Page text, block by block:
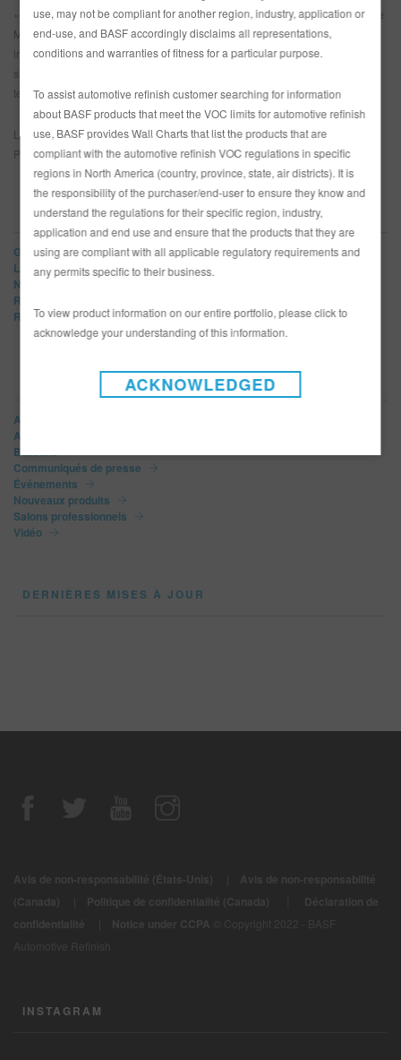
The True Cost of Collision Repair Supplements» est le premier article de
M. Shoemaker admissible à un crédit AMi. Dans cet article, il parle des
importants coûts ajoutés que les suppléments peuvent entraîner à une
simple réparation et comment éviter les suppléments tout en réduisant les
temps de cycle et en augmentant la rentabilité.
Les articles AMi de M. Shoemaker seront publiés en ligne une fois par mois.
Pour les articles antérieurs, allez àABRN archives.
MARQUES
Glasurit
LIMCO
Norbin
R-M
Refinity
NOUVELLES CATÉGORIES
Afficher tout
Article
Bulletins
Communiqués de presse
Événements
Nouveaux produits
Salons professionnels
Vidéo
DERNIÈRES MISES À JOUR
use, may not be compliant for another region, industry, application or
end-use, and BASF accordingly disclaims all representations,
conditions and warranties of fitness for a particular purpose.
To assist automotive refinish customer searching for information
about BASF products that meet the VOC limits for automotive refinish
use, BASF provides Wall Charts that list the products that are
compliant with the automotive refinish VOC regulations in specific
regions in North America (country, province, state, air districts). It is
the responsibility of the purchaser/end-user to ensure they know and
understand the regulations for their specific region, industry,
application and end use and ensure that the products that they are
using are compliant with all applicable regulatory requirements and
any permits specific to their business.
To view product information on our entire portfolio, please click to
acknowledge your understanding of this information.
ACKNOWLEDGED
INSTAGRAM